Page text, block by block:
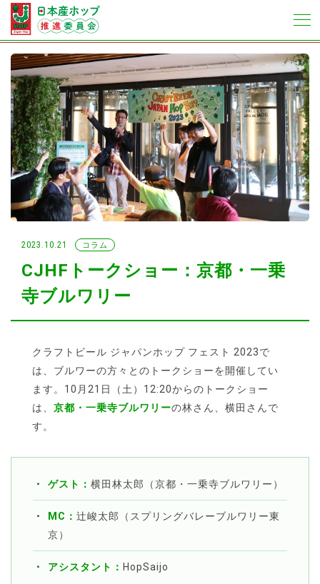
2023.10.21 コラム
CJHFトークショー：京都・一乗
寺ブルワリー
クラフトビール ジャパンホップ フェスト 2023で
は、ブルワーの方々とのトークショーを開催してい
ます。10月21日（土）12:20からのトークショー
は、 京都・一乗寺ブルワリーの林さん、横田さんで
す。
ゲスト： 横田林太郎（京都・一乗寺ブルワリー）
MC： 辻峻太郎（スプリングバレーブルワリー東
京）
アシスタント： HopSaijo